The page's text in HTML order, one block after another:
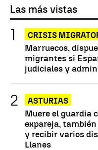
Las más vistas
CRISIS
Marruecos,
migrantes si
judiciales y
ASTURIAS
Muere el guardia
expareja,
y recibir varios
Llanes